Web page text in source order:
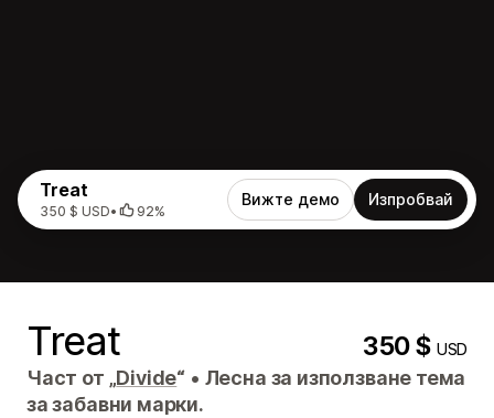
Treat
350 $ USD• 92%
Вижте демо Изпробвай
Treat 350 $USD
Част от „Divide“ • Лесна за използване тема
за забавни марки.